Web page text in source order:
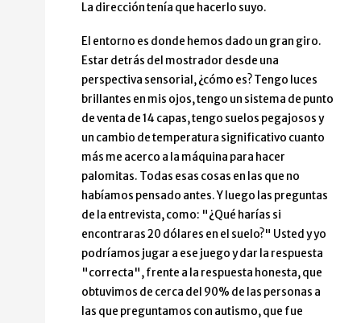
La dirección tenía que hacerlo suyo.
El entorno es donde hemos dado un gran giro.
Estar detrás del mostrador desde una
perspectiva sensorial, ¿cómo es? Tengo luces
brillantes en mis ojos, tengo un sistema de punto
de venta de 14 capas, tengo suelos pegajosos y
un cambio de temperatura significativo cuanto
más me acerco a la máquina para hacer
palomitas. Todas esas cosas en las que no
habíamos pensado antes. Y luego las preguntas
de la entrevista, como: "¿Qué harías si
encontraras 20 dólares en el suelo?" Usted y yo
podríamos jugar a ese juego y dar la respuesta
"correcta", frente a la respuesta honesta, que
obtuvimos de cerca del 90% de las personas a
las que preguntamos con autismo, que fue